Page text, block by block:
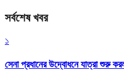
সর্বশেষ খবর
১
সেনা প্রধানের উদ্বোধনে যাত্রা শুরু